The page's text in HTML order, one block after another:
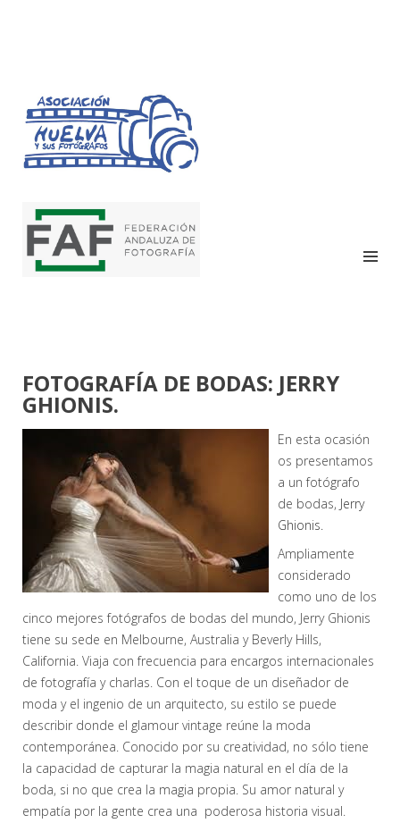
HUELVA Y SUS
FOTÓGRAFOS
FOTOGRAFÍA DE BODAS: JERRY
GHIONIS.
En esta ocasión
os presentamos
a un fotógrafo
de bodas, Jerry
Ghionis.
Ampliamente
considerado
como uno de los
cinco mejores fotógrafos de bodas del mundo, Jerry Ghionis
tiene su sede en Melbourne, Australia y Beverly Hills,
California. Viaja con frecuencia para encargos internacionales
de fotografía y charlas. Con el toque de un diseñador de
moda y el ingenio de un arquitecto, su estilo se puede
describir donde el glamour vintage reúne la moda
contemporánea. Conocido por su creatividad, no sólo tiene
la capacidad de capturar la magia natural en el día de la
boda, si no que crea la magia propia. Su amor natural y
empatía por la gente crea una poderosa historia visual.